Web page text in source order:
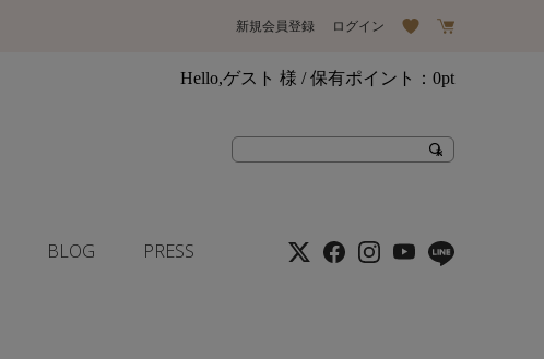
新規会員登録 ログイン
Hello,ゲスト 様 / 保有ポイント： 0pt
BLOG PRESS